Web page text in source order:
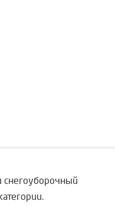
снегоуборочный